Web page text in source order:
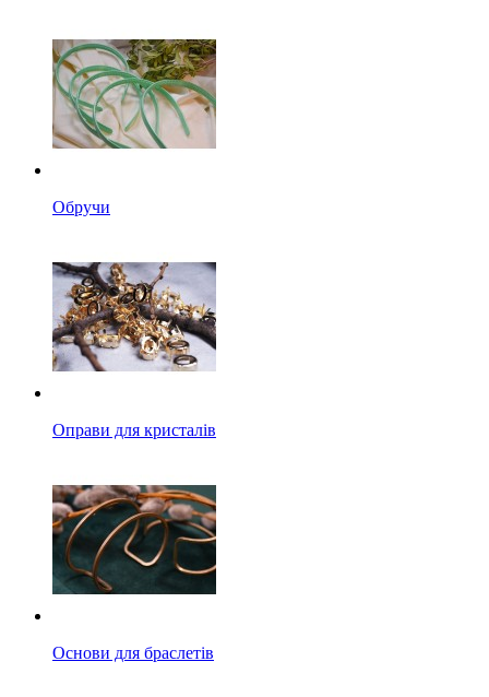
Обручи
Оправи для кристалів
Основи для браслетів